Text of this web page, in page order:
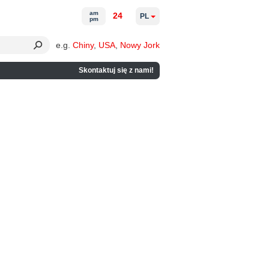
e.g. Chiny, USA Nowy Jork
Skontaktuj się z nami!
am
pm
24 PL